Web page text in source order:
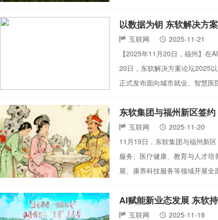
以数据为钥 东软解决方
互联网
2025-11-21
【2025年11月20日，福州】在
20日，东软解决方案论坛2025
正式发布面向城市就业、智慧
东软集团与福州新区签
互联网
2025-11-20
11月19日，东软集团与福州新
服务、医疗健康、教育与人才
展、康养科技服务等领域开展全
AI赋能新业态发展 东软
互联网
2025-11-18